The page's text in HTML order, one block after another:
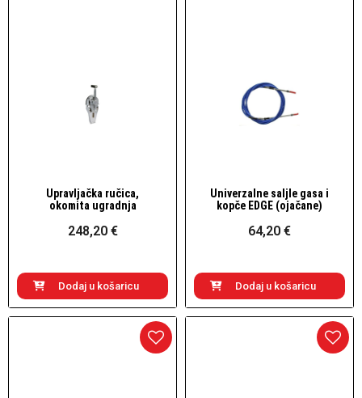
Brzi pogled
Upravljačka ručica,
okomita ugradnja
248,20 €
Dodaj u košaricu
Brzi pogled
Univerzalne saljle gasa i
kopče EDGE (ojačane)
64,20 €
Dodaj u košaricu